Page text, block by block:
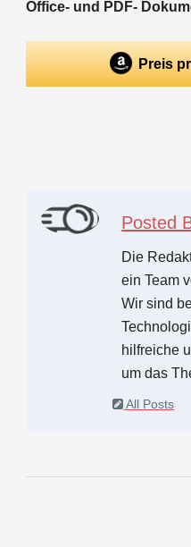
Office- und PDF-
Preis
Posted
Die
ein Team
Wir sind
hilfreiche
um das
All Posts